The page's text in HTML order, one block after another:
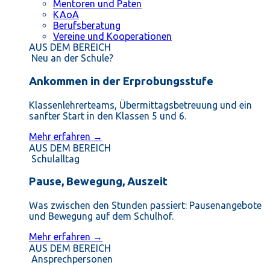
Mentoren und Paten
KAoA
Berufsberatung
Vereine und Kooperationen
AUS DEM BEREICH
Neu an der Schule?
Ankommen in der Erprobungsstufe
Klassenlehrerteams, Übermittagsbetreuung und ein
sanfter Start in den Klassen 5 und 6.
Mehr erfahren →
AUS DEM BEREICH
Schulalltag
Pause, Bewegung, Auszeit
Was zwischen den Stunden passiert: Pausenangebote
und Bewegung auf dem Schulhof.
Mehr erfahren →
AUS DEM BEREICH
Ansprechpersonen